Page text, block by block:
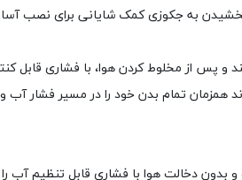
به جکوزی کمک شایانی برای نصب
از مخلوط کردن هوا، با فشاری قابل
همزمان تمام بدن خود را در مسیر فشار
دخالت هوا با فشاری قابل تنظیم آب